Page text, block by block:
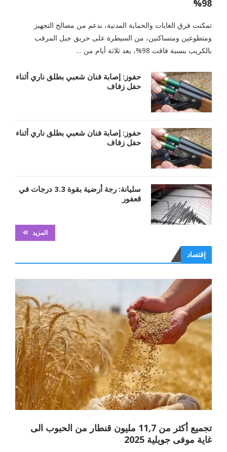
98%
تمكنت فرق الغابات والحماية المدنية، بدعم من مصالح التجهيز
ومتطوعين ومتساكنين، من السيطرة على حريق جبل المرقب
بالكريب بنسبة فاقت 98%، بعد ثلاثة أيام من …
حفوز: إصابة فنان شعبي بطلق ناري أثناء
حفل زفاف
حفوز: إصابة فنان شعبي بطلق ناري أثناء
حفل زفاف
سليانة: رجة أرضية بقوة 3.3 درجات في
قعفور
المزيد
إقتصاد
تجميع أكثر من 11,7 مليون قنطار من الحبوب الى
غاية موفى جويلية 2025